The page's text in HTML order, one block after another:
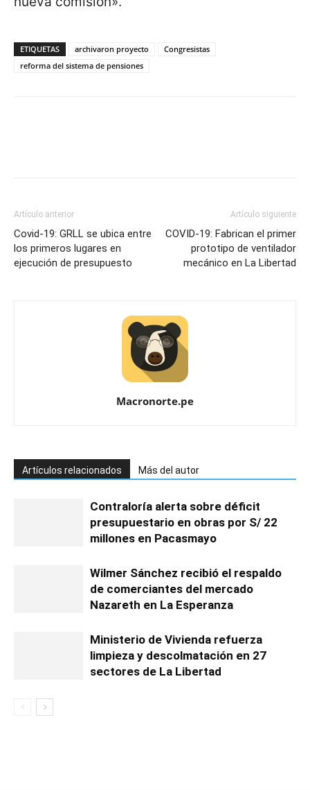
ETIQUETAS archivaron proyecto
Congresistas
reforma del sistema de pensiones
Artículo anterior
Covid-19: GRLL se ubica entre
los primeros lugares en
ejecución de presupuesto
Artículo siguiente
COVID-19: Fabrican el primer
prototipo de ventilador
mecánico en La Libertad
Macronorte.pe
Artículos relacionados Más del autor
Contraloría alerta sobre déficit
presupuestario en obras por S/ 22
millones en Pacasmayo
Wilmer Sánchez recibió el respaldo
de comerciantes del mercado
Nazareth en La Esperanza
Ministerio de Vivienda refuerza
limpieza y descolmatación en 27
sectores de La Libertad